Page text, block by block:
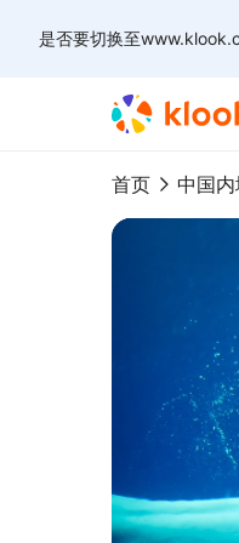
是否要切换至
首页 中国